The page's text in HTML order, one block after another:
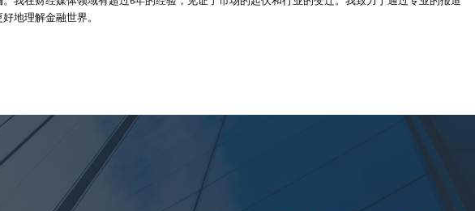
地理解金融世界。